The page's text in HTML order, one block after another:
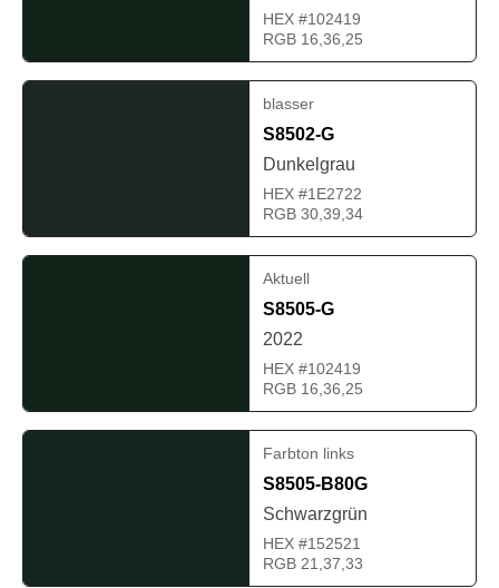
HEX #102419
RGB 16,36,25
blasser
S8502-G
Dunkelgrau
HEX #1E2722
RGB 30,39,34
Aktuell
S8505-G
2022
HEX #102419
RGB 16,36,25
Farbton links
S8505-B80G
Schwarzgrün
HEX #152521
RGB 21,37,33